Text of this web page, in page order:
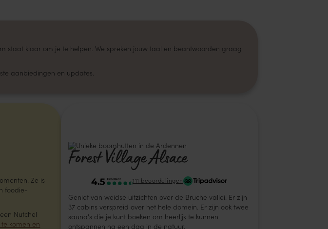
staat klaar om je te helpen. We spreken jouw taal en beantwoorden graag
aanbiedingen en updates.
Ze is
foodie-
Nutchel
te komen en
Forest Village Alsace
111 beoordelingen
Geniet van weidse uitzichten over de Bruche vallei. Er zijn
37 cabins verspreid over het hele domein. Er zijn ook twee
sauna's die je kunt boeken om heerlijk te kunnen
ontspannen na een dag in de natuur.